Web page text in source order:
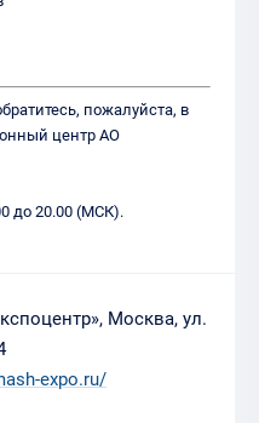
пожалуйста, в
центр АО
до 20.00 (МСК).
Москва, ул.
expo.ru/